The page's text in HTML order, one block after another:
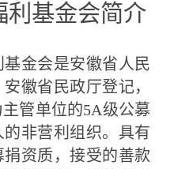
利基金会简介
基金会是安徽省人民
徽省民政厅登记，
管单位的5A级公募
非营利组织。具有
资质，接受的善款